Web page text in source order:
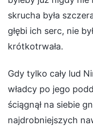
skrucha była
głębi ich serc, nie
krótkotrwała.
Gdy tylko cały lud
władcy po jego
ściągnął na siebie
najdrobniejszych